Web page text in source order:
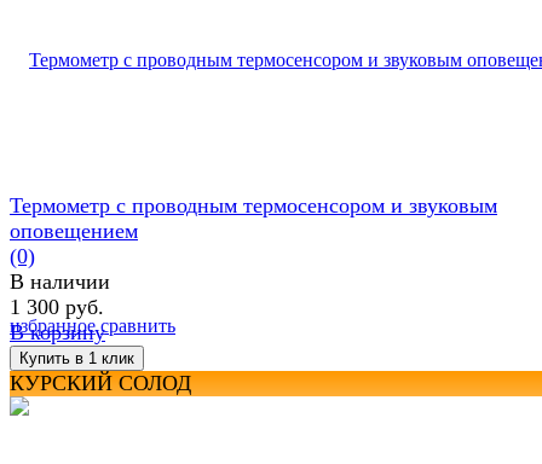
избранное сравнить
Термометр с проводным термосенсором и звуковым
оповещением
(0)
В наличии
1 300 руб.
В корзину
КУРСКИЙ СОЛОД